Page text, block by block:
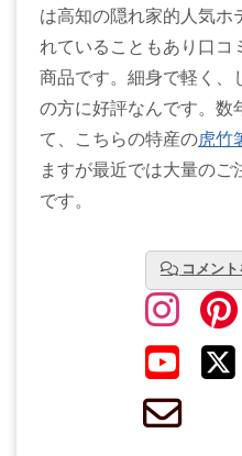
は高知の隠れ家的人気ホ
れていることもあり口コ
商品です。細身で軽く、
の方に好評なんです。数
て、こちらの特産の虎竹
ますが最近では大量の
です。
コメン